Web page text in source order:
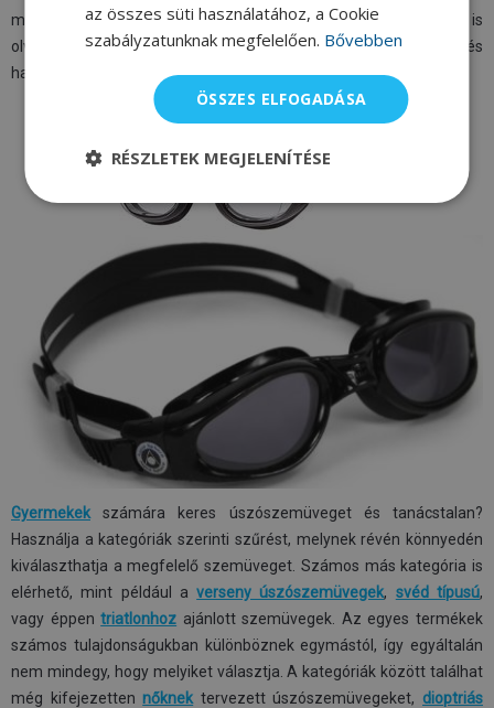
mellett rendszerint értékeléseket és hasznos tanácsokat is
olvashat például az úszószemüvegek megfelelő felhelyezésére és
használatára vonatkozóan.
Gyermekek számára keres úszószemüveget és tanácstalan?
Használja a kategóriák szerinti szűrést, melynek révén könnyedén
kiválaszthatja a megfelelő szemüveget. Számos más kategória is
elérhető, mint például averseny úszószemüvegek, svéd típusú,
vagy éppentriatlonhoz ajánlott szemüvegek. Az egyes termékek
számos tulajdonságukban különböznek egymástól, így egyáltalán
nem mindegy, hogy melyiket választja. A kategóriák között találhat
még kifejezettennőknek tervezett úszószemüvegeket,dioptriás
az összes süti használatához, a Cookie
szabályzatunknak megfelelően. Bővebben
ÖSSZES ELFOGADÁSA
RÉSZLETEK MEGJELENÍTÉSE